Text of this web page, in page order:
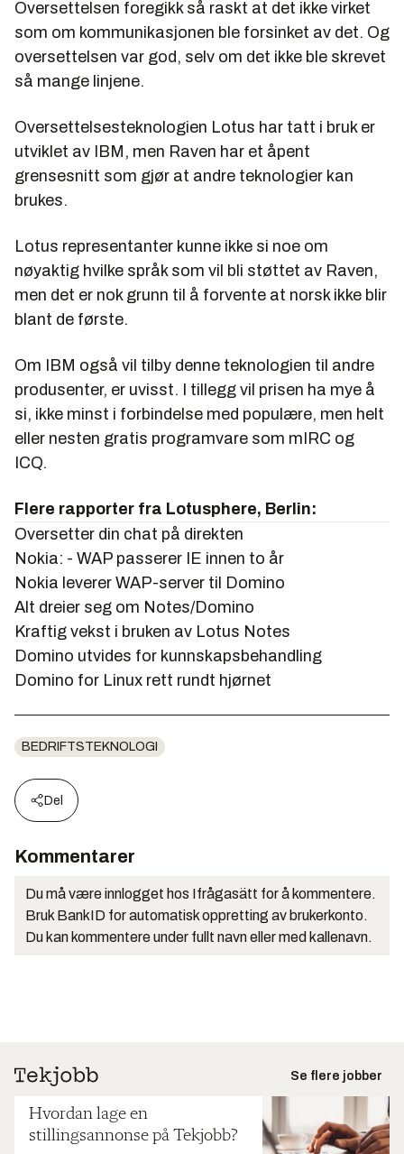
Oversettelsen foregikk så raskt at det ikke virket
som om kommunikasjonen ble forsinket av det. Og
oversettelsen var god, selv om det ikke ble skrevet
så mange linjene.
Oversettelsesteknologien Lotus har tatt i bruk er
utviklet av IBM, men Raven har et åpent
grensesnitt som gjør at andre teknologier kan
brukes.
Lotus representanter kunne ikke si noe om
nøyaktig hvilke språk som vil bli støttet av Raven,
men det er nok grunn til å forvente at norsk ikke blir
blant de første.
Om IBM også vil tilby denne teknologien til andre
produsenter, er uvisst. I tillegg vil prisen ha mye å
si, ikke minst i forbindelse med populære, men helt
eller nesten gratis programvare som mIRC og
ICQ.
Flere rapporter fra Lotusphere, Berlin:
Oversetter din chat på direkten
Nokia: - WAP passerer IE innen to år
Nokia leverer WAP-server til Domino
Alt dreier seg om Notes/Domino
Kraftig vekst i bruken av Lotus Notes
Domino utvides for kunnskapsbehandling
Domino for Linux rett rundt hjørnet
BEDRIFTSTEKNOLOGI
Del
Kommentarer
Du må være innlogget hos Ifrågasätt for å kommentere.
Bruk BankID for automatisk oppretting av brukerkonto.
Du kan kommentere under fullt navn eller med kallenavn.
Se flere jobber
Hvordan lage en
stillingsannonse på Tekjobb?